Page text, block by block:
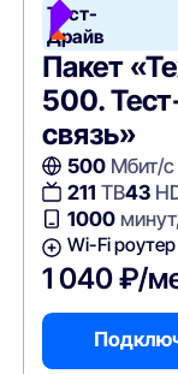
Тест-
Драйв
Пакет
500.
связь»
500Мбит/с
211 ТВ43
1000минут,
Wi-Fi
1 040 ₽/